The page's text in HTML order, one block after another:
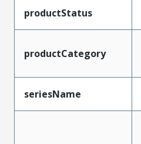
productStatus
productCategory
seriesName